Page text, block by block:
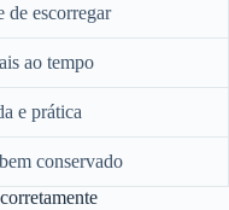
de escorregar
ao tempo
e prática
conservado